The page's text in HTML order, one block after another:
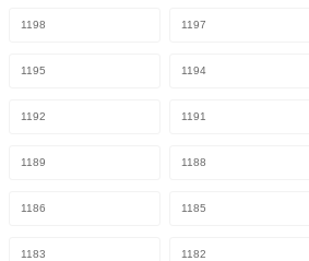
1198 1197
1195 1194
1192 1191
1189 1188
1186 1185
1183 1182